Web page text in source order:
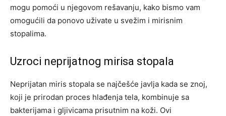
mogu pomoći u njegovom rešavanju, kako bismo vam
omogućili da ponovo uživate u svežim i mirisnim
stopalima.
Uzroci neprijatnog mirisa stopala
Neprijatan miris stopala se najčešće javlja kada se znoj,
koji je prirodan proces hlađenja tela, kombinuje sa
bakterijama i gljivicama prisutnim na koži. Ovi